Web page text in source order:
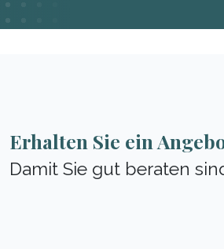
Erhalten Sie ein
Damit Sie gut beraten